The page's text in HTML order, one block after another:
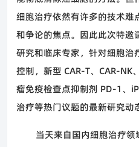
细胞治疗依然有许多的技术难
和争论的焦点。因此此次特邀
研究和临床专家，针对细胞治
控制，新型 CAR-T、 CAR-NK、
瘤免疫检查点抑制剂 PD-1、
治疗等热门议题的最新研究动
当天来自国内细胞治疗领